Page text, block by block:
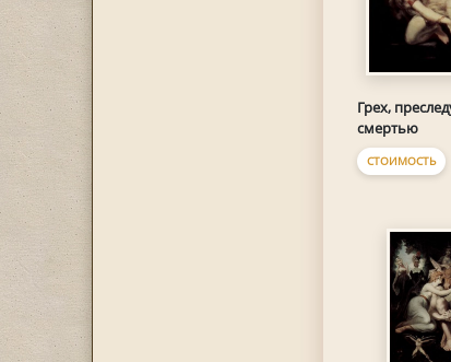
Грех,
смертью
СТОИМОСТЬ